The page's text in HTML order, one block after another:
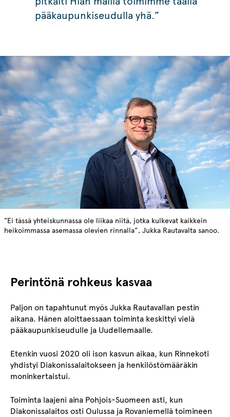
pääkaupunkiseudulla yhä.”
”Ei tässä yhteiskunnassa ole liikaa niitä, jotka kulkevat kaikkein
heikoimmassa asemassa olevien rinnalla”, Jukka Rautavalta sanoo.
Perintönä rohkeus kasvaa
Paljon on tapahtunut myös Jukka Rautavallan pestin
aikana. Hänen aloittaessaan toiminta keskittyi vielä
pääkaupunkiseudulle ja Uudellemaalle.
Etenkin vuosi 2020 oli ison kasvun aikaa, kun Rinnekoti
yhdistyi Diakonissalaitokseen ja henkilöstömääräkin
moninkertaistui.
Toiminta laajeni aina Pohjois-Suomeen asti, kun
Diakonissalaitos osti Oulussa ja Rovaniemellä toimineen